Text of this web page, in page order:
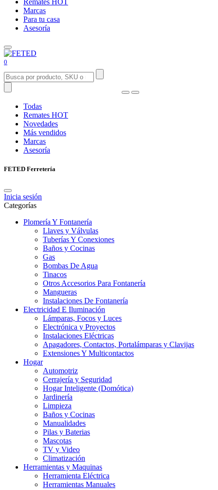
Remates HOT
Marcas
Para tu casa
Asesoría
0
Todas
Remates HOT
Novedades
Más vendidos
Marcas
Asesoría
FETED Ferretería
Inicia sesión
Categorías
Plomería Y Fontanería
Llaves y Válvulas
Tuberías Y Conexiones
Baños y Cocinas
Gas
Bombas De Agua
Tinacos
Otros Accesorios Para Fontanería
Mangueras
Instalaciones De Fontanería
Electricidad E Iluminación
Lámparas, Focos y Luces
Electrónica y Proyectos
Instalaciones Eléctricas
Apagadores, Contactos, Portalámparas y Clavijas
Extensiones Y Multicontactos
Hogar
Automotriz
Cerrajería y Seguridad
Hogar Inteligente (Domótica)
Jardinería
Limpieza
Baños y Cocinas
Manualidades
Pilas y Baterias
Mascotas
TV y Video
Climatización
Herramientas y Maquinas
Herramienta Eléctrica
Herramientas Manuales